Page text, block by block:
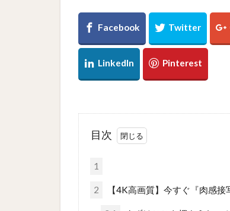
目次
1
2 【4K高画質】今すぐ『肉感